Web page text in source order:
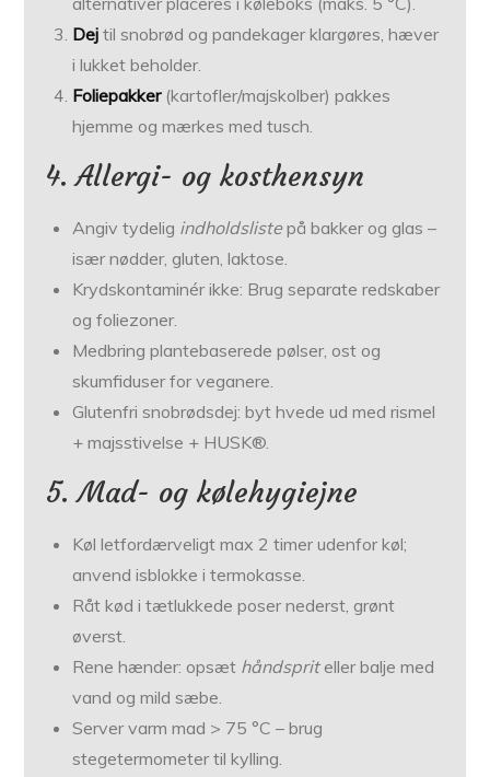
Dej til snobrød og pandekager klargøres, hæver
i lukket beholder.
Foliepakker(kartofler/majskolber) pakkes
hjemme og mærkes med tusch.
4. Allergi- og kosthensyn
Angiv tydelig indholdslistepå bakker og glas –
især nødder, gluten, laktose.
Kryds­kontaminér ikke: Brug separate redskaber
og foliezoner.
Medbring plantebaserede pølser, ost og
skumfiduser for veganere.
Glutenfri snobrødsdej: byt hvede ud med rismel
+ majsstivelse + HUSK®.
5. Mad- og kølehygiejne
Køl letfordærveligt max 2 timer udenfor køl;
anvend isblokke i termokasse.
Råt kød i tætlukkede poser nederst, grønt
øverst.
Rene hænder: opsæt håndspriteller balje med
vand og mild sæbe.
Server varm mad > 75 °C – brug
stegetermometer til kylling.